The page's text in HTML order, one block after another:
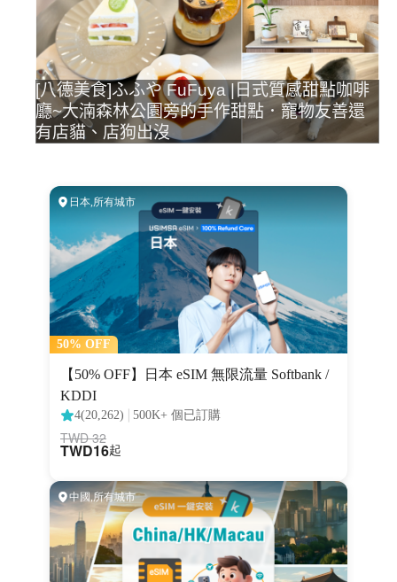
[八德美食]ふふや FuFuya |日式質感甜點咖啡
廳~大湳森林公園旁的手作甜點．寵物友善還
有店貓、店狗出沒